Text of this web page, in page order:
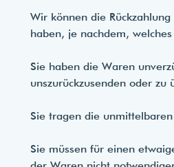
Wir können die
haben, je nachdem,
Sie haben die Waren
unszurückzusenden oder
Sie tragen die
Sie müssen für einen